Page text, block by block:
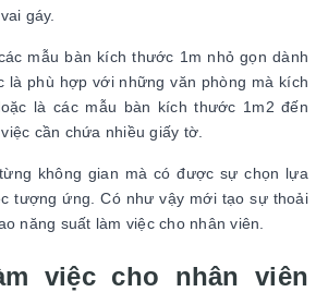
gáy.
mẫu bàn kích thước 1m nhỏ gọn dành
là phù hợp với những văn phòng mà kích
là các mẫu bàn kích thước 1m2 đến
cần chứa nhiều giấy tờ.
không gian mà có được sự chọn lựa
tượng ứng. Có như vậy mới tạo sự thoải
năng suất làm việc cho nhân viên.
việc cho nhân viên